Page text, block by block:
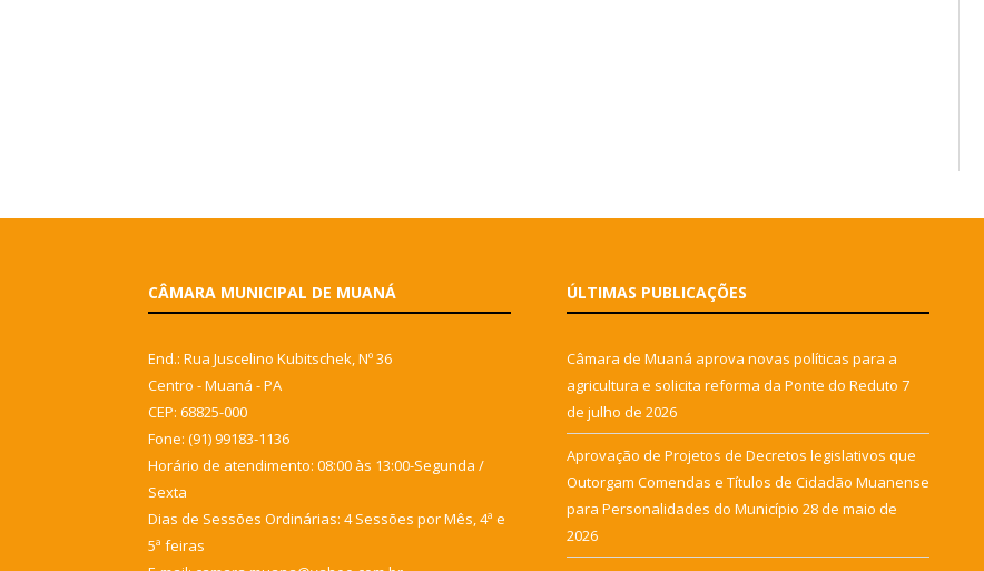
CÂMARA MUNICIPAL DE MUANÁ
End.: Rua Juscelino Kubitschek, Nº 36
Centro - Muaná - PA
CEP: 68825-000
Fone: (91) 99183-1136
Horário de atendimento: 08:00 às 13:00-Segunda /
Sexta
Dias de Sessões Ordinárias: 4 Sessões por Mês, 4ª e
5ª feiras
ÚLTIMAS PUBLICAÇÕES
Câmara de Muaná aprova novas políticas para a
agricultura e solicita reforma da Ponte do Reduto 7
de julho de 2026
Aprovação de Projetos de Decretos legislativos que
Outorgam Comendas e Títulos de Cidadão Muanense
para Personalidades do Município 28 de maio de
2026